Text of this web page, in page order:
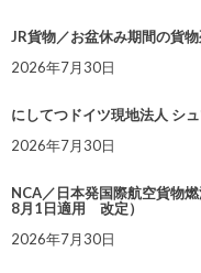
JR貨物／お盆休み期間の貨
2026年7月30日
にしてつドイツ現地法人 シ
2026年7月30日
NCA／日本発国際航空貨物
8月1日適用 改定）
2026年7月30日